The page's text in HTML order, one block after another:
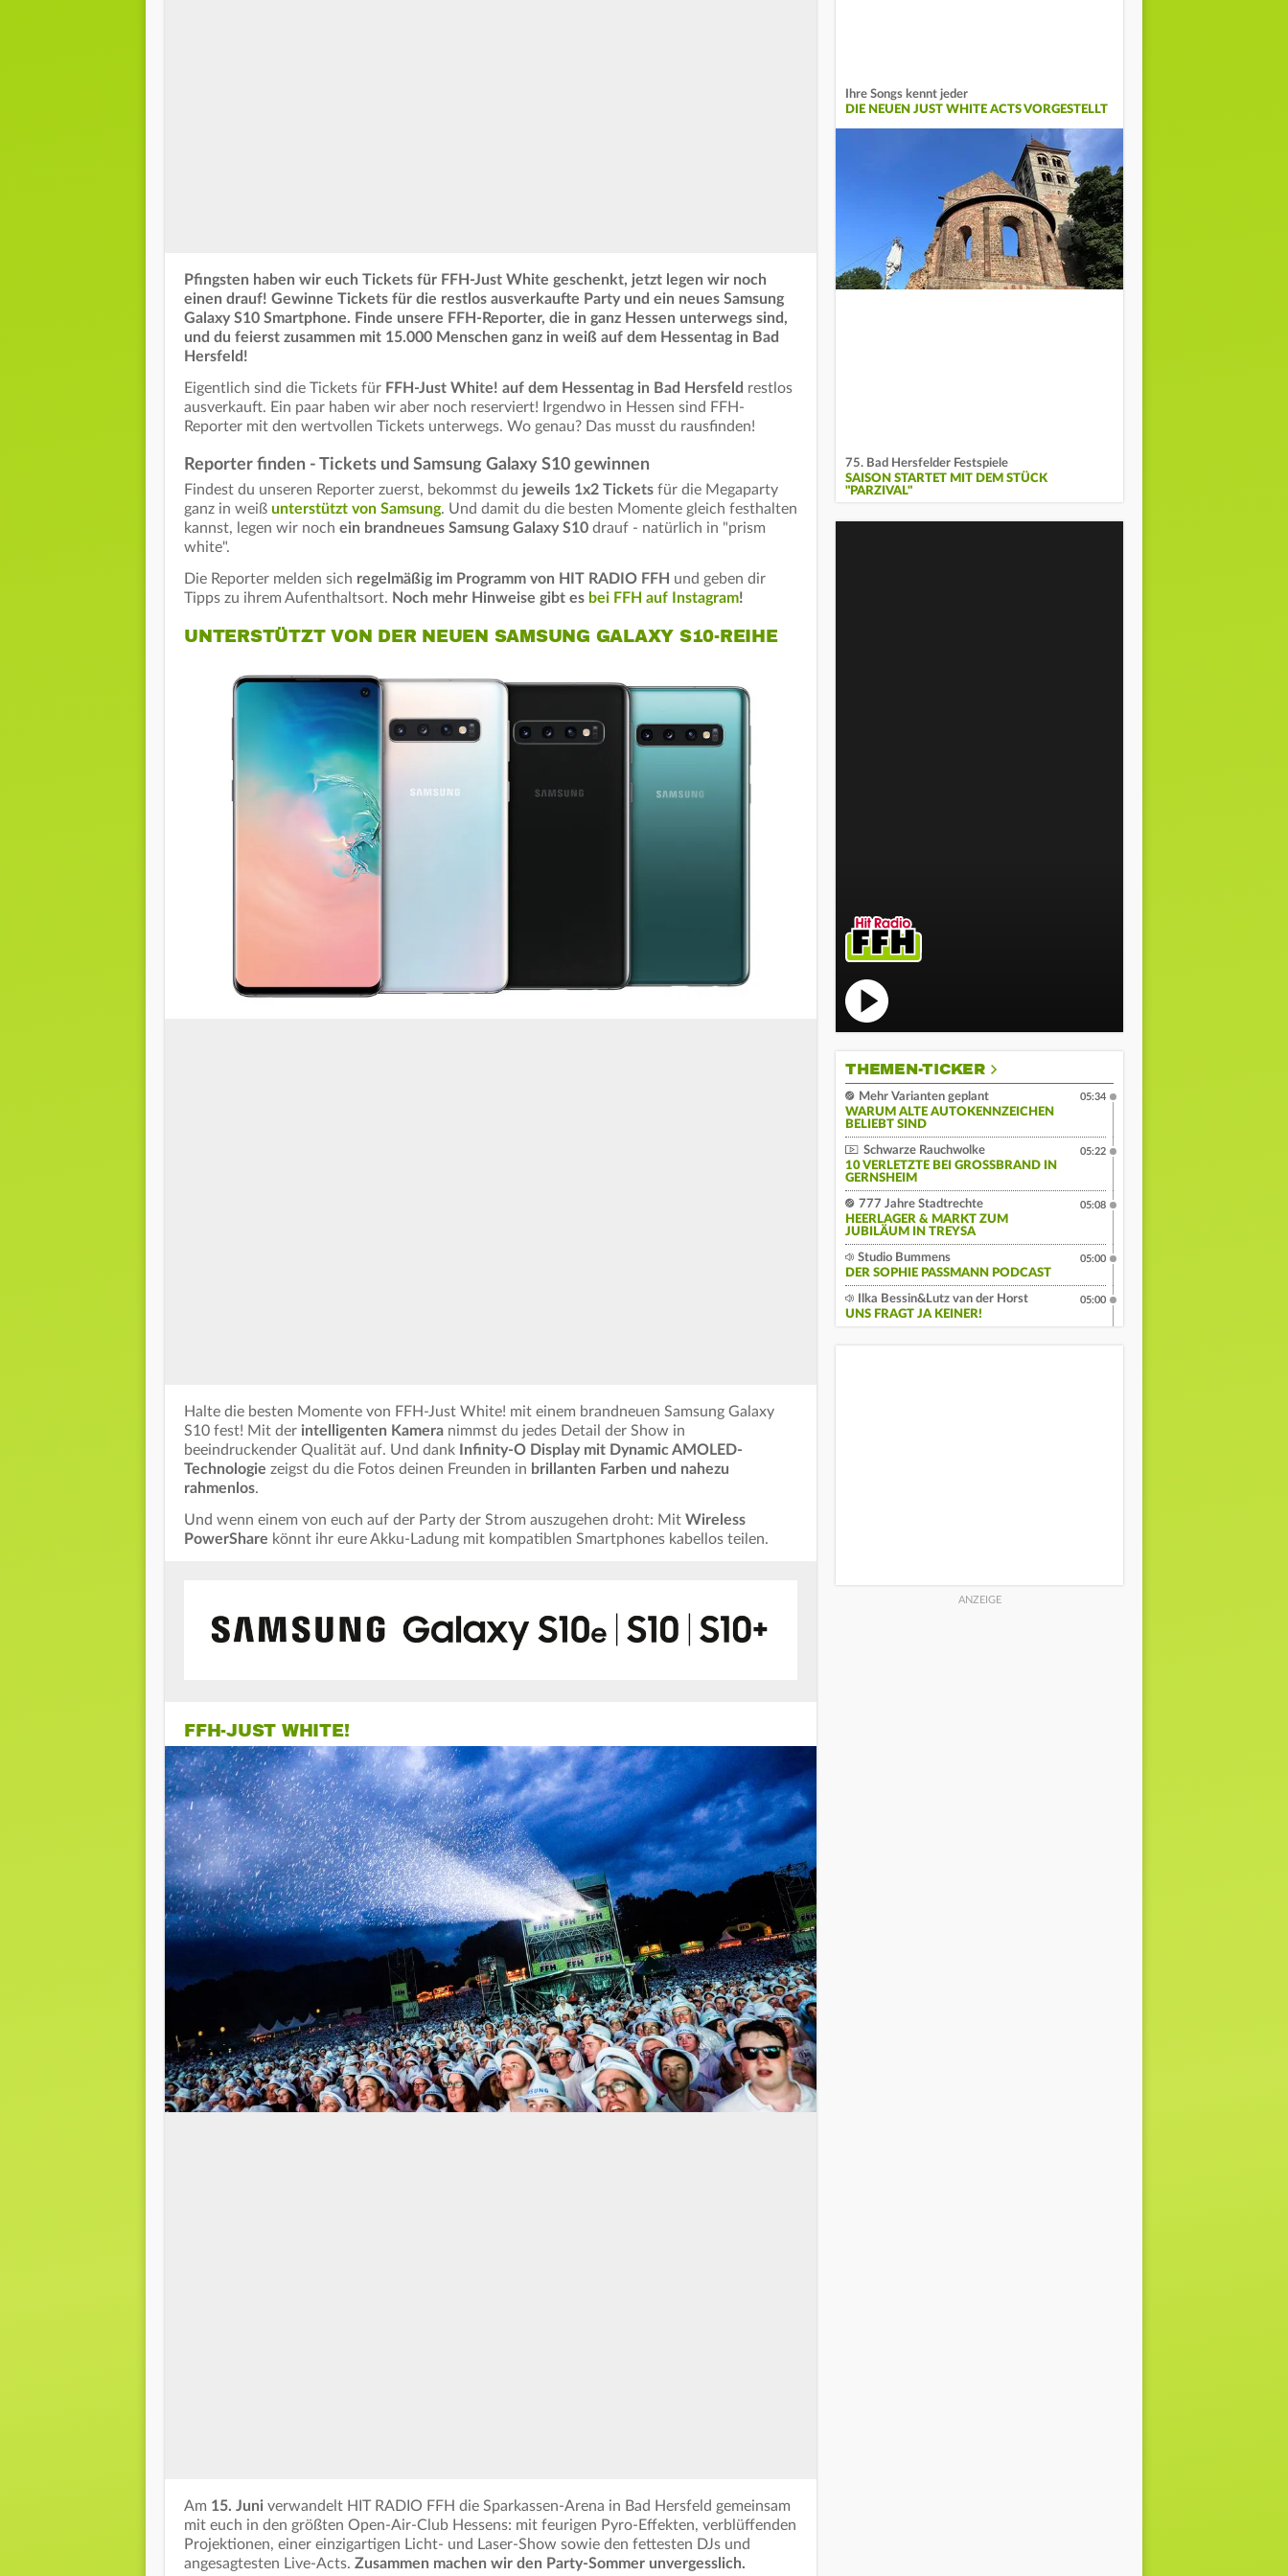
Pfingsten haben wir euch Tickets für FFH-Just White geschenkt, jetzt legen wir noch
einen drauf! Gewinne Tickets für die restlos ausverkaufte Party und ein neues Samsung
Galaxy S10 Smartphone. Finde unsere FFH-Reporter, die in ganz Hessen unterwegs sind,
und du feierst zusammen mit 15.000 Menschen ganz in weiß auf dem Hessentag in Bad
Hersfeld!
Eigentlich sind die Tickets für FFH-Just White! auf dem Hessentag in Bad Hersfeld restlos
ausverkauft. Ein paar haben wir aber noch reserviert! Irgendwo in Hessen sind FFH-
Reporter mit den wertvollen Tickets unterwegs. Wo genau? Das musst du rausfinden!
Reporter finden - Tickets und Samsung Galaxy S10 gewinnen
Findest du unseren Reporter zuerst, bekommst du jeweils 1x2 Tickets für die Megaparty
ganz in weiß unterstützt von Samsung. Und damit du die besten Momente gleich festhalten
kannst, legen wir noch ein brandneues Samsung Galaxy S10 drauf - natürlich in "prism
white".
Die Reporter melden sich regelmäßig im Programm von HIT RADIO FFH und geben dir
Tipps zu ihrem Aufenthaltsort. Noch mehr Hinweise gibt es bei FFH auf Instagram!
UNTERSTÜTZT VON DER NEUEN SAMSUNG GALAXY S10-REIHE
Halte die besten Momente von FFH-Just White! mit einem brandneuen Samsung Galaxy
S10 fest! Mit der intelligenten Kamera nimmst du jedes Detail der Show in
beeindruckender Qualität auf. Und dank
Infinity-O Display mit Dynamic AMOLED-
Technologie zeigst du die Fotos deinen Freunden in brillanten Farben und nahezu
rahmenlos.
Und wenn einem von euch auf der Party der Strom auszugehen droht: Mit Wireless
PowerShare könnt ihr eure Akku-Ladung mit kompatiblen Smartphones kabellos teilen.
FFH-JUST WHITE!
Am 15. Juni verwandelt HIT RADIO FFH die Sparkassen-Arena in Bad Hersfeld gemeinsam
mit euch in den größten Open-Air-Club Hessens: mit feurigen Pyro-Effekten, verblüffenden
Projektionen, einer einzigartigen Licht- und Laser-Show sowie den fettesten DJs und
angesagtesten Live-Acts. Zusammen machen wir den Party-Sommer unvergesslich.
Ihre Songs kennt jeder
DIE NEUEN JUST WHITE ACTS VORGESTELLT
75. Bad Hersfelder Festspiele
SAISON STARTET MIT DEM STÜCK
"PARZIVAL"
THEMEN-TICKER
Mehr Varianten geplant
WARUM ALTE AUTOKENNZEICHEN
BELIEBT SIND
05:34
Schwarze Rauchwolke
10 VERLETZTE BEI GROSSBRAND IN G
ERNSHEIM
05:22
777 Jahre Stadtrechte
HEERLAGER & MARKT ZUM
JUBILÄUM IN TREYSA
05:08
Studio Bummens
DER SOPHIE PASSMANN PODCAST
05:00
Ilka Bessin&Lutz van der Horst
UNS FRAGT JA KEINER!
05:00